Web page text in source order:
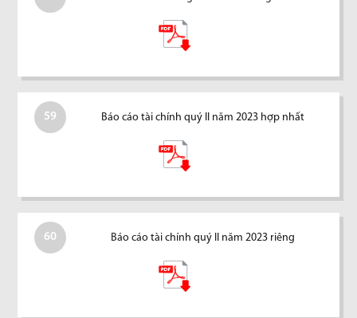
59 Báo cáo tài chính quý II năm 2023 hợp nhất
60 Báo cáo tài chính quý II năm 2023 riêng